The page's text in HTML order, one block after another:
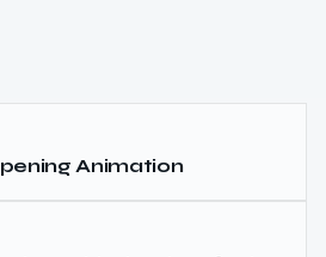
Animation